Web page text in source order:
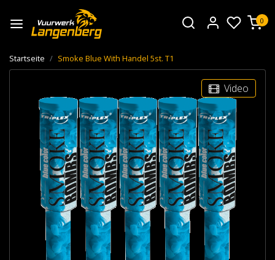
0
Startseite Smoke Blue With Handel 5st. T1
Video